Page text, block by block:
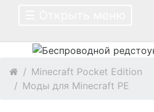
Minecraft Pocket Edition
Моды для Minecraft PE